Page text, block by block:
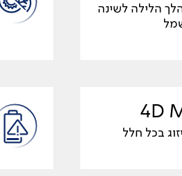
הלילה לשינה
4D
בכל חלל